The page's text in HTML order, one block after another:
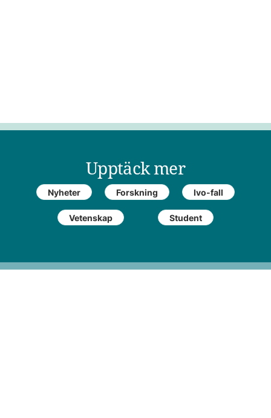
Upptäck mer
Nyheter Forskning Ivo-fall
Vetenskap Student